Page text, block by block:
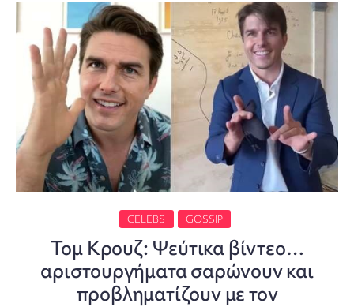
CELEBS GOSSIP
Τομ Κρουζ: Ψεύτικα βίντεο…
αριστουργήματα σαρώνουν και
προβληματίζουν με τον